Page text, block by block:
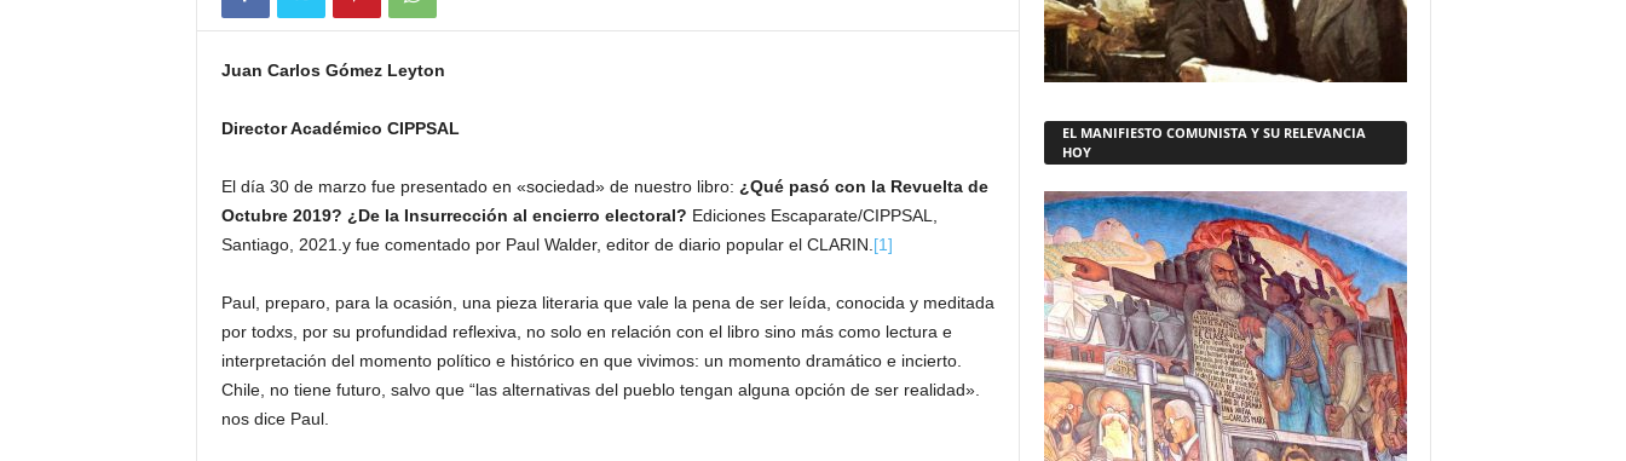
Juan Carlos Gómez Leyton
Director Académico CIPPSAL
El día 30 de marzo fue presentado en «sociedad» de nuestro libro: ¿Qué pasó con la Revuelta de
Octubre 2019? ¿De la Insurrección al encierro electoral? Ediciones Escaparate/CIPPSAL,
Santiago, 2021.y fue comentado por Paul Walder, editor de diario popular el CLARIN. [1]
Paul, preparo, para la ocasión, una pieza literaria que vale la pena de ser leída, conocida y meditada
por todxs, por su profundidad reflexiva, no solo en relación con el libro sino más como lectura e
interpretación del momento político e histórico en que vivimos: un momento dramático e incierto.
Chile, no tiene futuro, salvo que “las alternativas del pueblo tengan alguna opción de ser realidad».
nos dice Paul.
EL MANIFIESTO COMUNISTA Y SU RELEVANCIA
HOY